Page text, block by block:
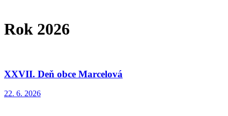
Rok 2026
XXVII. Deň obce Marcelová
22. 6. 2026